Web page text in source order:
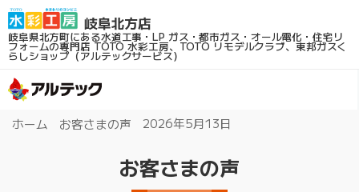
岐阜県北方町にある水道工事・LP ガス・都市ガス・オール電化・住宅リ
フォームの専門店TOTO 水彩工房、TOTO リモデルクラブ、東邦ガスく
らしショップ（アルテックサービス）
ホーム お客さまの声 2026年5月13日
お客さまの声